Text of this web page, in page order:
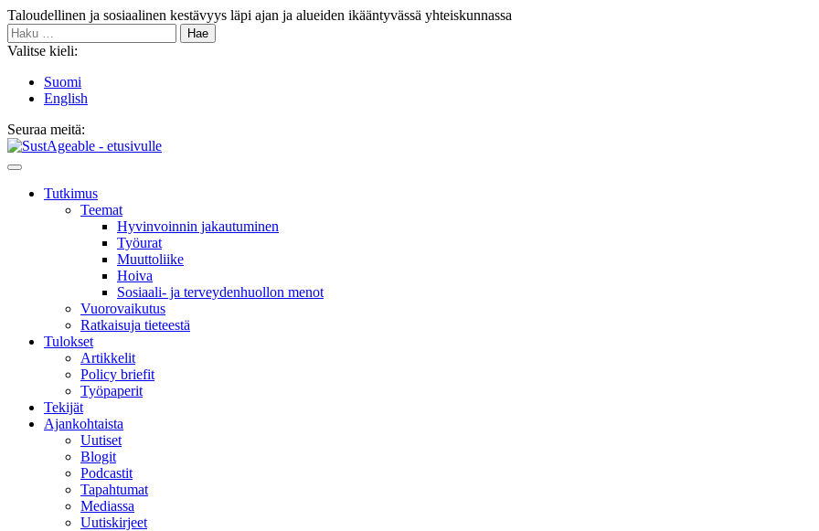
Siirry
sisältöön
Taloudellinen ja sosiaalinen kestävyys läpi ajan ja alueiden ikääntyvässä yhteiskunnassa
Haku:
Valitse kieli:
Suomi
English
Seuraa meitä:
Bluesky
Main
Tutkimus
Teemat
Hyvinvoin­nin jakautuminen
Työurat
Muutto­liike
Hoiva
Sosiaali- ja terveyden­huollon menot
Vuorovaikutus
Ratkaisuja tieteestä
Tulokset
Artikkelit
Policy briefit
Työpaperit
Tekijät
Ajankohtaista
Uutiset
Blogit
Podcastit
Tapahtumat
Mediassa
Uutiskirjeet